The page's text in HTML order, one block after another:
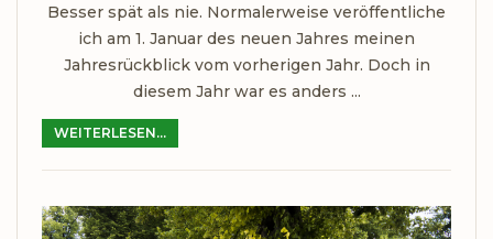
Besser spät als nie. Normalerweise veröffentliche
ich am 1. Januar des neuen Jahres meinen
Jahresrückblick vom vorherigen Jahr. Doch in
diesem Jahr war es anders ...
WEITERLESEN...